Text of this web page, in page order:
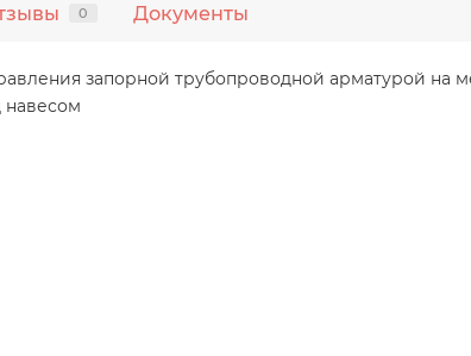
0 Документы
запорной трубопроводной арматурой на
навесом